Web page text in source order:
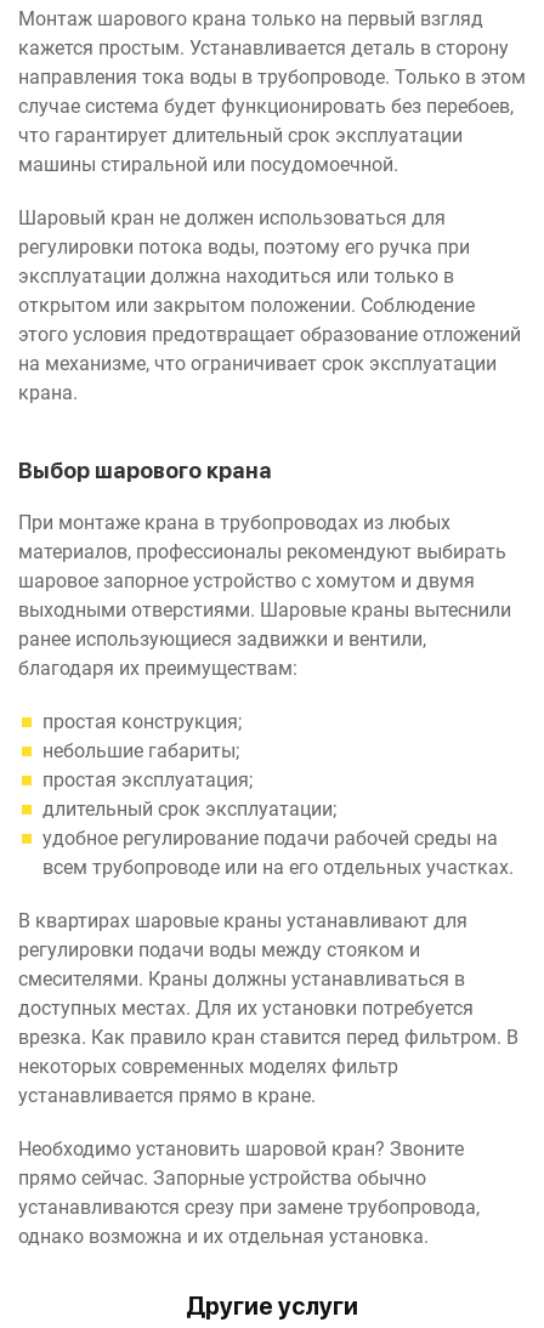
Монтаж шарового крана только на первый взгляд
кажется простым. Устанавливается деталь в сторону
направления тока воды в трубопроводе. Только в этом
случае система будет функционировать без перебоев,
что гарантирует длительный срок эксплуатации
машины стиральной или посудомоечной.
Шаровый кран не должен использоваться для
регулировки потока воды, поэтому его ручка при
эксплуатации должна находиться или только в
открытом или закрытом положении. Соблюдение
этого условия предотвращает образование отложений
на механизме, что ограничивает срок эксплуатации
крана.
Выбор шарового крана
При монтаже крана в трубопроводах из любых
материалов, профессионалы рекомендуют выбирать
шаровое запорное устройство с хомутом и двумя
выходными отверстиями. Шаровые краны вытеснили
ранее использующиеся задвижки и вентили,
благодаря их преимуществам:
простая конструкция;
небольшие габариты;
простая эксплуатация;
длительный срок эксплуатации;
удобное регулирование подачи рабочей среды на
всем трубопроводе или на его отдельных участках.
В квартирах шаровые краны устанавливают для
регулировки подачи воды между стояком и
смесителями. Краны должны устанавливаться в
доступных местах. Для их установки потребуется
врезка. Как правило кран ставится перед фильтром. В
некоторых современных моделях фильтр
устанавливается прямо в кране.
Необходимо установить шаровой кран? Звоните
прямо сейчас. Запорные устройства обычно
устанавливаются срезу при замене трубопровода,
однако возможна и их отдельная установка.
Другие услуги